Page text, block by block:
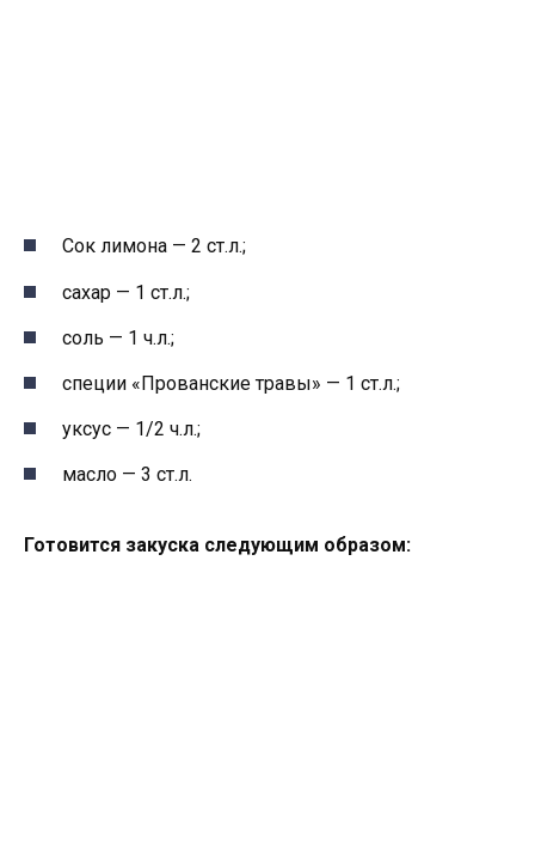
Сок лимона — 2 ст.л.;
сахар — 1 ст.л.;
соль — 1 ч.л.;
специи «Прованские травы» — 1 ст.л.;
уксус — 1/2 ч.л.;
масло — 3 ст.л.
Готовится закуска следующим образом: